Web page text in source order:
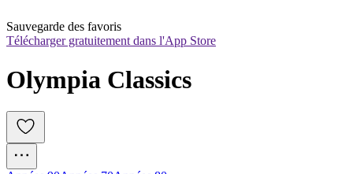
Sauvegarde des favoris
Télécharger gratuitement dans l'App Store